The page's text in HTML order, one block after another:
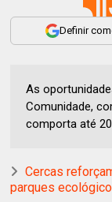
Definir
As
Comunidade,
comporta até
Cercas
parques